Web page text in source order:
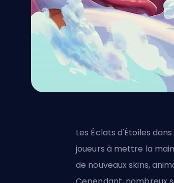
Les Éclats d'Étoiles
joueurs à mettre la
de nouveauxskins,